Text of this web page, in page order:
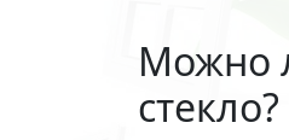
Можно
стекло?